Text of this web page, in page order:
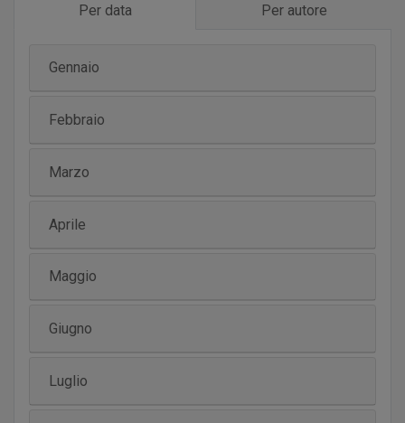
Per data Per autore
Gennaio
Febbraio
Marzo
Aprile
Maggio
Giugno
Luglio